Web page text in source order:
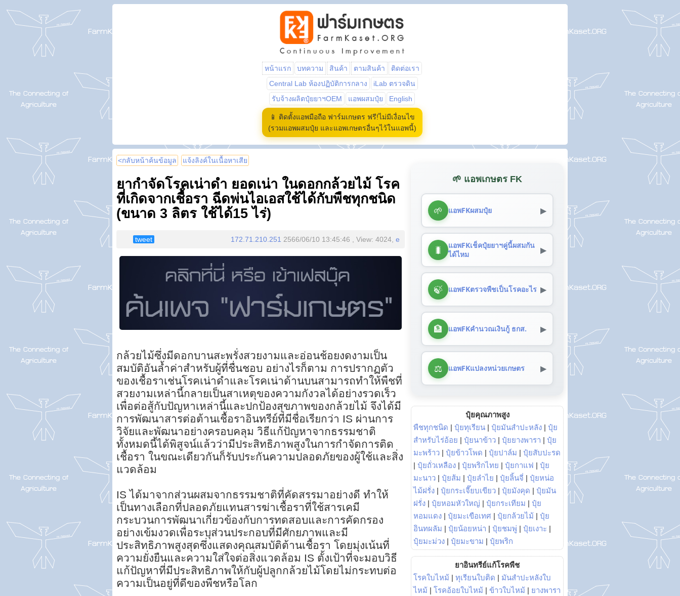
หน้าแรก บทความ สินค้า ตามสินค้า
ติดต่อเรา
Central Lab ห้องปฏิบัติการกลาง
iLab ตรวจดิน
รับจ้างผลิตปุ๋ยยาฯOEM
แอพผสมปุ๋ย English
📱 ติดตั้งแอพมือถือ ฟาร์มเกษตร ฟรี!ไม่มีเงื่อนไข
(รวมแอพผสมปุ๋ย และแอพเกษตรอื่นๆไว้ในแอพนี้)
<กลับหน้าค้นข้อมูล แจ้งลิงค์ในเนื้อหาเสีย
ยากำจัดโรคเน่าดำ ยอดเน่า ในดอกกล้วยไม้ โรค
ที่เกิดจากเชื้อรา ฉีดพ่นไอเอสใช้ได้กับพืชทุกชนิด
(ขนาด 3 ลิตร ใช้ได้15 ไร่)
tweet 172.71.210.251 2566/06/10 13:45:46 , View: 4024, e
กล้วยไม้ซึ่งมีดอกบานสะพรั่งสวยงามและอ่อนช้อยงดงามเป็น
สมบัติอันล้ำค่าสำหรับผู้ที่ชื่นชอบ อย่างไรก็ตาม การปรากฏตัว
ของเชื้อราเช่นโรคเน่าดำและโรคเน่าด้านบนสามารถทำให้พืชที่
สวยงามเหล่านี้กลายเป็นสาเหตุของความกังวลได้อย่างรวดเร็ว
เพื่อต่อสู้กับปัญหาเหล่านี้และปกป้องสุขภาพของกล้วยไม้ จึงได้มี
การพัฒนาสารต่อต้านเชื้อราอินทรีย์ที่มีชื่อเรียกว่า IS ผ่านการ
วิจัยและพัฒนาอย่างครอบคลุม วิธีแก้ปัญหาจากธรรมชาติ
ทั้งหมดนี้ได้พิสูจน์แล้วว่ามีประสิทธิภาพสูงในการกำจัดการติด
เชื้อรา ในขณะเดียวกันก็รับประกันความปลอดภัยของผู้ใช้และสิ่ง
แวดล้อม
IS ได้มาจากส่วนผสมจากธรรมชาติที่คัดสรรมาอย่างดี ทำให้
เป็นทางเลือกที่ปลอดภัยแทนสารฆ่าเชื้อราที่ใช้สารเคมี
กระบวนการพัฒนาเกี่ยวข้องกับการทดสอบและการคัดกรอง
อย่างเข้มงวดเพื่อระบุส่วนประกอบที่มีศักยภาพและมี
ประสิทธิภาพสูงสุดซึ่งแสดงคุณสมบัติต้านเชื้อรา โดยมุ่งเน้นที่
ความยั่งยืนและความใส่ใจต่อสิ่งแวดล้อม IS ตั้งเป้าที่จะมอบวิธี
แก้ปัญหาที่มีประสิทธิภาพให้กับผู้ปลูกกล้วยไม้โดยไม่กระทบต่อ
ความเป็นอยู่ที่ดีของพืชหรือโลก
🌱 แอพเกษตร FK
🌱 แอพFKผสมปุ๋ย ▶
🐛
แอพFKเช็คปุ๋ยยาฯคู่นี้ผสมกัน
ได้ไหม
▶
🍃 แอพFKตรวจพืชเป็นโรคอะไร ▶
🏦 แอพFKคำนวณเงินกู้ ธกส. ▶
⚖️ แอพFKแปลงหน่วยเกษตร ▶
ปุ๋ยคุณภาพสูง
พืชทุกชนิด | ปุ๋ยทุเรียน | ปุ๋ยมันสำปะหลัง | ปุ๋ย
สำหรับไร่อ้อย | ปุ๋ยนาข้าว | ปุ๋ยยางพารา | ปุ๋ย
มะพร้าว | ปุ๋ยข้าวโพด | ปุ๋ยปาล์ม | ปุ๋ยสับปะรด
| ปุ๋ยถั่วเหลือง | ปุ๋ยพริกไทย | ปุ๋ยกาแฟ | ปุ๋ย
มะนาว | ปุ๋ยส้ม | ปุ๋ยลำไย | ปุ๋ยลิ้นจี่ | ปุ๋ยหน่อ
ไม้ฝรั่ง | ปุ๋ยกระเจี๊ยบเขียว | ปุ๋ยมังคุด | ปุ๋ยมัน
ฝรั่ง | ปุ๋ยหอมหัวใหญ่ | ปุ๋ยกระเทียม | ปุ๋ย
หอมแดง | ปุ๋ยมะเขือเทศ | ปุ๋ยกล้วยไม้ | ปุ๋ย
อินทผลัม | ปุ๋ยน้อยหน่า | ปุ๋ยชมพู่ | ปุ๋ยเงาะ |
ปุ๋ยมะม่วง | ปุ๋ยมะขาม | ปุ๋ยพริก
ยาอินทรีย์แก้โรคพืช
โรคใบไหม้ | ทุเรียนใบติด | มันสำปะหลังใบ
ไหม้ | โรคอ้อยใบไหม้ | ข้าวใบไหม้ | ยางพารา